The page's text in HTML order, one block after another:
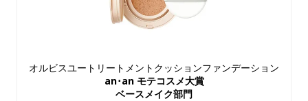
オルビスユートリートメントクッションファンデーション
an･an モテコスメ大賞
ベースメイク部門